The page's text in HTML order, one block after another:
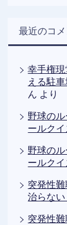
最近のコメ
幸手権
える駐
ん より
野球の
ールク
野球の
ールク
突発性
治らない
突発性